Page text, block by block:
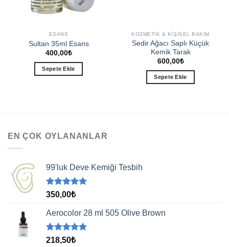
ESANS
Sultan 35ml Esans
400,00₺
Sepete Ekle
KOZMETIK & KIŞISEL BAKIM
Sedir Ağacı Saplı Küçük
Kemik Tarak
600,00₺
Sepete Ekle
EN ÇOK OYLANANLAR
99'luk Deve Kemiği Tesbih
5 üzerinden
aldı
350,00₺
Aerocolor 28 ml 505 Olive Brown
5 üzerinden
218,50₺